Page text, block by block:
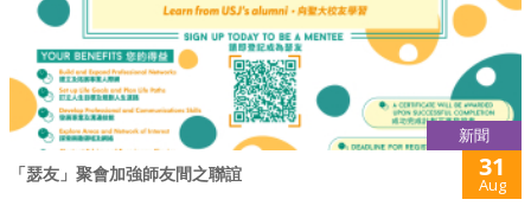
新聞
「瑟友」聚會加強師友間之聯誼 31
Aug